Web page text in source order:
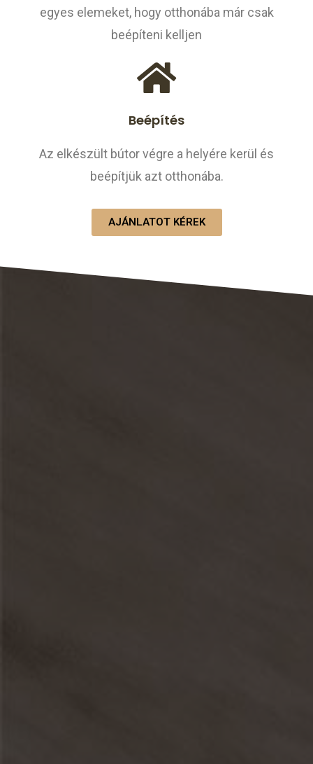
egyes elemeket, hogy otthonába már csak
beépíteni kelljen
Beépítés
Az elkészült bútor végre a helyére kerül és
beépítjük azt otthonába.
AJÁNLATOT KÉREK